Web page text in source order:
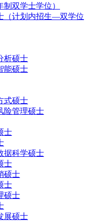
双学士学位）
（计划内招生—双学位
析硕士
能硕士
式硕士
险管理硕士
士
据科学硕士
士
硕士
士
硕士
展硕士